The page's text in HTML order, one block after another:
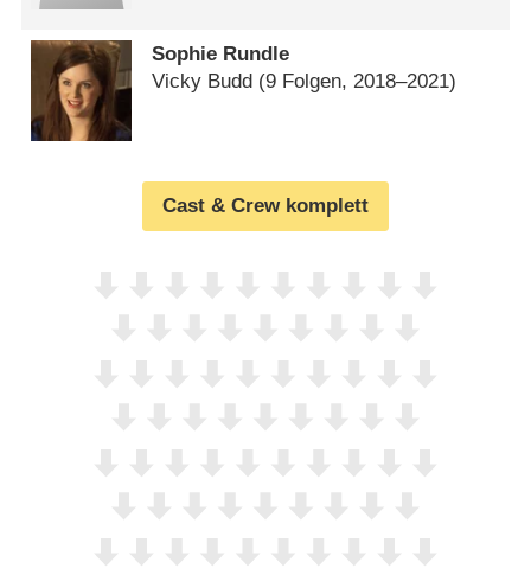
Sophie Rundle
Vicky Budd (9 Folgen, 2018⁠–⁠2021)
Cast & Crew komplett